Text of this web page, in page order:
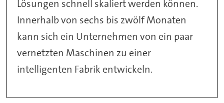
Lösungen schnell skaliert werden können.
Innerhalb von sechs bis zwölf Monaten
kann sich ein Unternehmen von ein paar
vernetzten Maschinen zu einer
intelligenten Fabrik entwickeln.